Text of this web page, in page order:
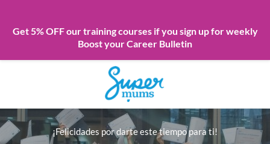
Get 5% OFF our training courses if you sign up for weekly
Boost your Career Bulletin
¡Felicidades por darte este tiempo para ti!